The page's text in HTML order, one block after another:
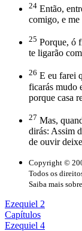
24 Então,
comigo, e me
25 Porque, ó
te ligarão
26 E eu farei
ficarás mudo
porque casa
27 Mas,
dirás: Assim
de ouvir
Copyright ©
Todos os
Saiba mais
Ezequiel 2
Capítulos
Ezequiel 4